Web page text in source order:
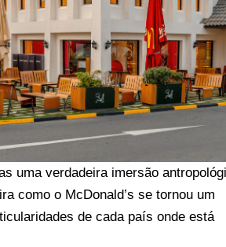
uma verdadeira imersão
como o McDonald’s se tornou um
de cada país onde está